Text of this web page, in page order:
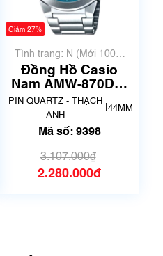
Giảm 27%
Tình trạng: N (Mới 100%
chưa qua sử dụng)
Đồng Hồ Casio
Nam AMW-870DA-
2A2VDF | New | Mã
số 9398
PIN QUARTZ - THẠCH
ANH
44MM
Mã số: 9398
3.107.000₫
2.280.000₫